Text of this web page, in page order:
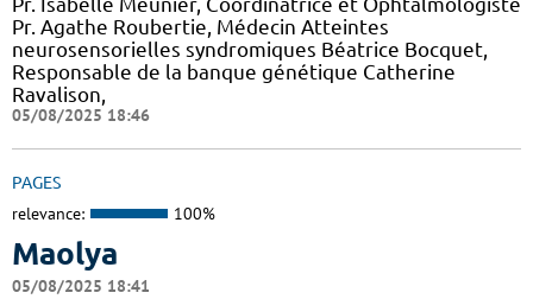
Pr. Agathe Roubertie, Médecin Atteintes
neurosensorielles syndromiques Béatrice Bocquet,
Responsable de la banque génétique Catherine
Ravalison,
05/08/2025 18:46
PAGES
relevance: 100%
Maolya
05/08/2025 18:41